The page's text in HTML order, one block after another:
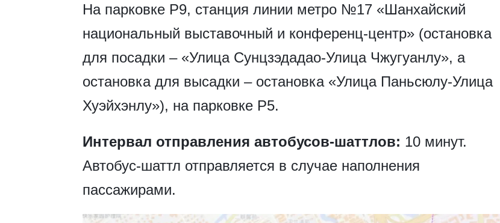
На парковке P9, станция линии метро №17 «Шанхайский
национальный выставочный и конференц-центр» (остановка
для посадки – «Улица Сунцзэдадао-Улица Чжугуанлу», а
остановка для высадки – остановка «Улица Паньсюлу-Улица
Хуэйхэнлу»), на парковке P5.
Интервал отправления автобусов-шаттлов: 10 минут.
Автобус-шаттл отправляется в случае наполнения
пассажирами.